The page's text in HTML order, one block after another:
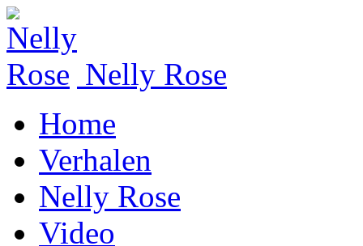
Nelly Rose
Home
Verhalen
Nelly Rose
Video